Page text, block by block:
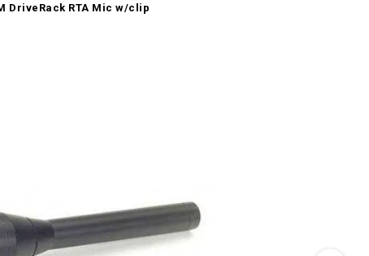
DriveRack RTA Mic w/clip